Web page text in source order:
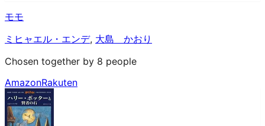
モモ
ミヒャエル・エンデ, 大島 かおり
Chosen together by 8 people
AmazonRakuten